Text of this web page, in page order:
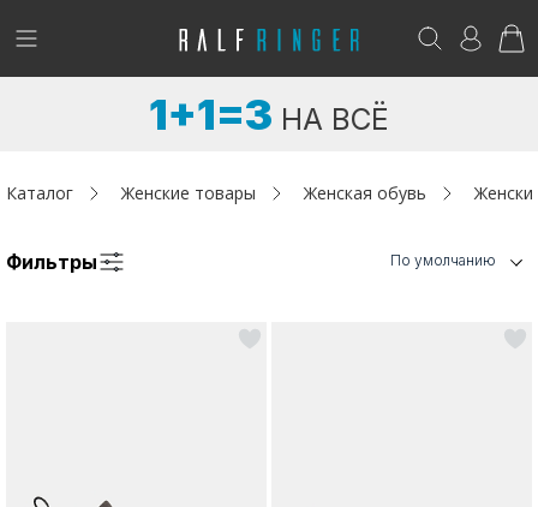
!
Женщинам
Возникли вопросы? - club@ralf.ru
1+1=3 НА ВСЁ
Каталог Женские товары Женская обувь
Фильтры По умолчанию